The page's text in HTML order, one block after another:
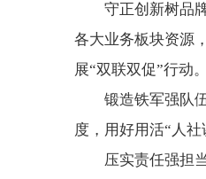
守正创新树品
各大业务板块资源
展“双联双促”行动。‌
锻造铁军强队
度，用好用活“人
压实责任强担